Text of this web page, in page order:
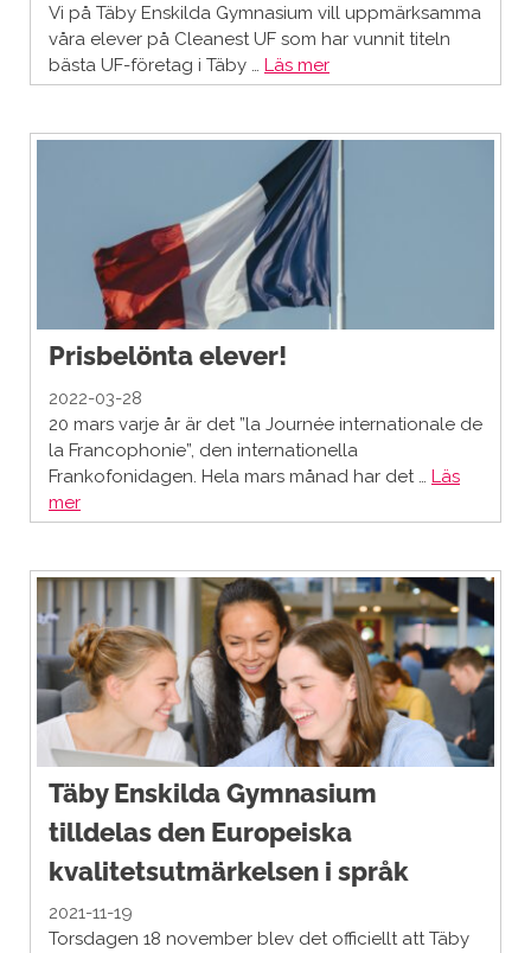
Vi på Täby Enskilda Gymnasium vill uppmärksamma
våra elever på Cleanest UF som har vunnit titeln
bästa UF-företag i Täby … Läs mer
Prisbelönta elever!
2022-03-28
20 mars varje år är det ”la Journée internationale de
la Francophonie”, den internationella
Frankofonidagen. Hela mars månad har det … Läs
mer
Täby Enskilda Gymnasium
tilldelas den Europeiska
kvalitetsutmärkelsen i språk
2021-11-19
Torsdagen 18 november blev det officiellt att Täby